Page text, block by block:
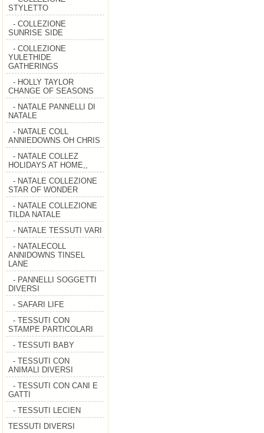
STYLETTO
- COLLEZIONE
SUNRISE SIDE
- COLLEZIONE
YULETHIDE
GATHERINGS
- HOLLY TAYLOR
CHANGE OF SEASONS
- NATALE PANNELLI DI
NATALE
- NATALE COLL
ANNIEDOWNS OH CHRIS
- NATALE COLLEZ
HOLIDAYS AT HOME,,
- NATALE COLLEZIONE
STAR OF WONDER
- NATALE COLLEZIONE
TILDA NATALE
- NATALE TESSUTI VARI
- NATALECOLL
ANNIDOWNS TINSEL
LANE
- PANNELLI SOGGETTI
DIVERSI
- SAFARI LIFE
- TESSUTI CON
STAMPE PARTICOLARI
- TESSUTI BABY
- TESSUTI CON
ANIMALI DIVERSI
- TESSUTI CON CANI E
GATTI
- TESSUTI LECIEN
TESSUTI DIVERSI